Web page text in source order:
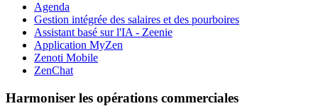
Agenda
Gestion intégrée des salaires et des pourboires
Assistant basé sur l'IA - Zeenie
Application MyZen
Zenoti Mobile
ZenChat
Harmoniser les opérations commerciales